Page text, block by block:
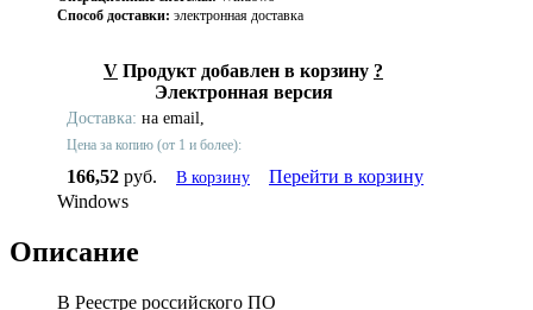
Способ доставки: электронная доставка
V Продукт добавлен в корзину ?
Электронная версия
Доставка: на email,
Цена за копию (от 1 и более):
166,52 руб. В корзину
Перейти в корзину
Windows
Описание
В Реестре российского ПО